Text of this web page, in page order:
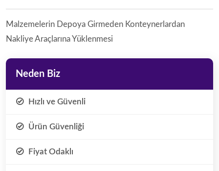
Malzemelerin Depoya Girmeden Konteynerlardan
Nakliye Araçlarına Yüklenmesi
Neden Biz
Hızlı ve Güvenli
Ürün Güvenliği
Fiyat Odaklı